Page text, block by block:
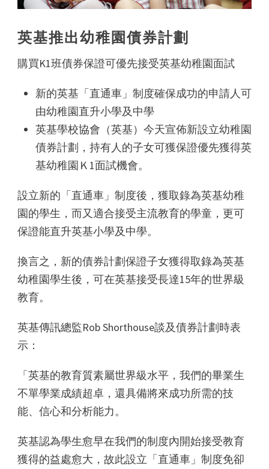
英基推出幼稚園債券計劃
購買K1班債券保證可優先接受英基幼稚園面試
新的英基「直通車」制度確保成功的申請人可
由幼稚園直升小學及中學
英基學校協會（英基）今天宣佈新設立幼稚園
債券計劃，持有人的子女可獲保證優先獲得英
基幼稚園Ｋ1面試機會。
設立新的「直通車」制度後，獲取錄為英基幼稚
園的學生，而又適合接受主流教育的學童，更可
保證能直升英基小學及中學。
換言之，新的債券計劃保證子女獲得取錄為英基
幼稚園學生後，可在英基接受長達15年的世界級
教育。
英基傳訊總監Rob Shorthouse談及債券計劃時表
示：
「英基的教育質素屬世界級水平，我們的畢業生
不單學業成績超卓，還具備將來成功所需的技
能、信心和分析能力。
英基認為學生愈早在我們的制度內開始接受教育
獲得的益處愈大，故此設立「直通車」制度免卻